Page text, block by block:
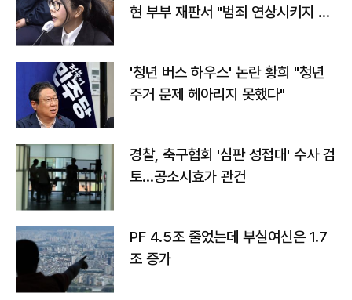
현 부부 재판서 "범죄 연상시키지 말
'청년 버스 하우스' 논란 황희 "청년
주거 문제 헤아리지 못했다"
경찰, 축구협회 '심판 성접대' 수사 검
토…공소시효가 관건
PF 4.5조 줄었는데 부실여신은 1.7
조 증가